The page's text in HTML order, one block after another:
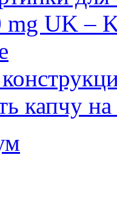
UK –
капчу